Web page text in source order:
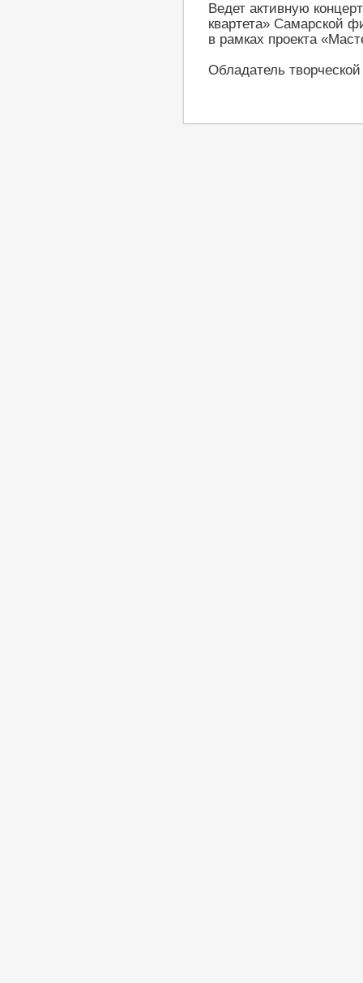
Ведет активную
квартета» Самарской
в рамках проекта
Обладатель